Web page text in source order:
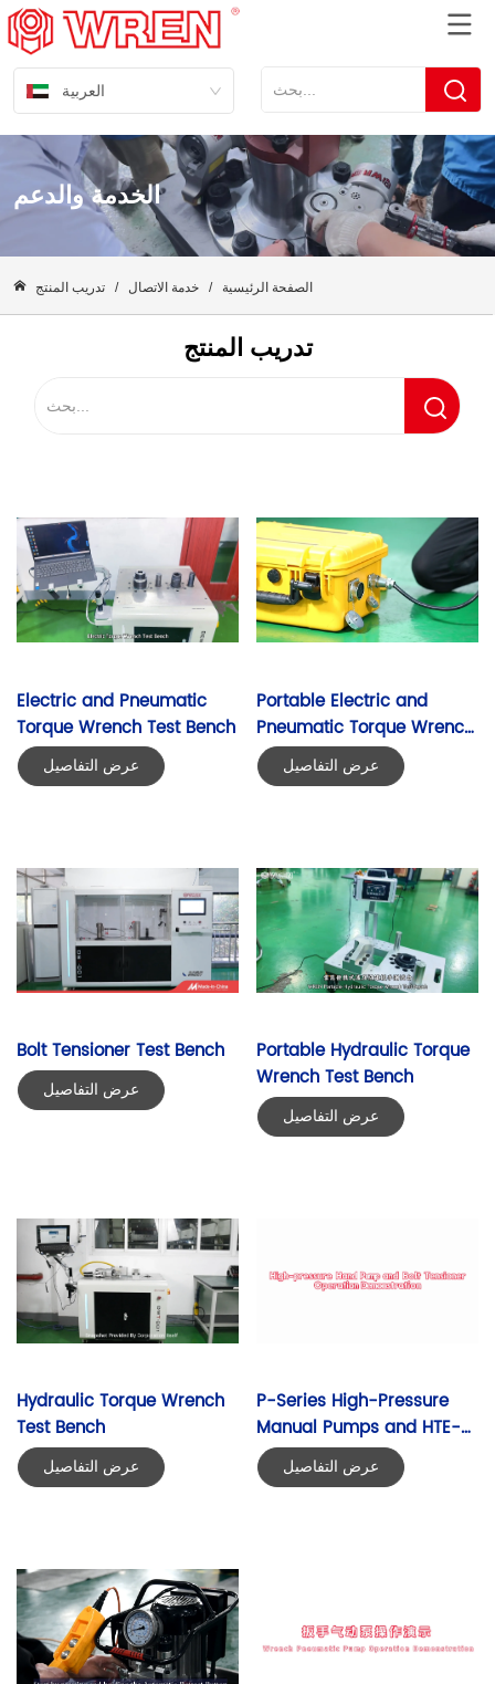
العربية
الخدمة والدعم
الصفحة الرئيسية / خدمة الاتصال / تدريب المنتج
تدريب المنتج
Electric and Pneumatic
Torque Wrench Test Bench
عرض التفاصيل
Portable Electric and
Pneumatic Torque Wrench
Calibrator
عرض التفاصيل
Bolt Tensioner Test Bench
عرض التفاصيل
Portable Hydraulic Torque
Wrench Test Bench
عرض التفاصيل
Hydraulic Torque Wrench
Test Bench
عرض التفاصيل
P-Series High-Pressure
Manual Pumps and HTE-
Series Bolt Tensioners
Operation
عرض التفاصيل